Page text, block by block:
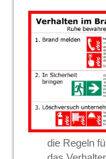
die Regeln